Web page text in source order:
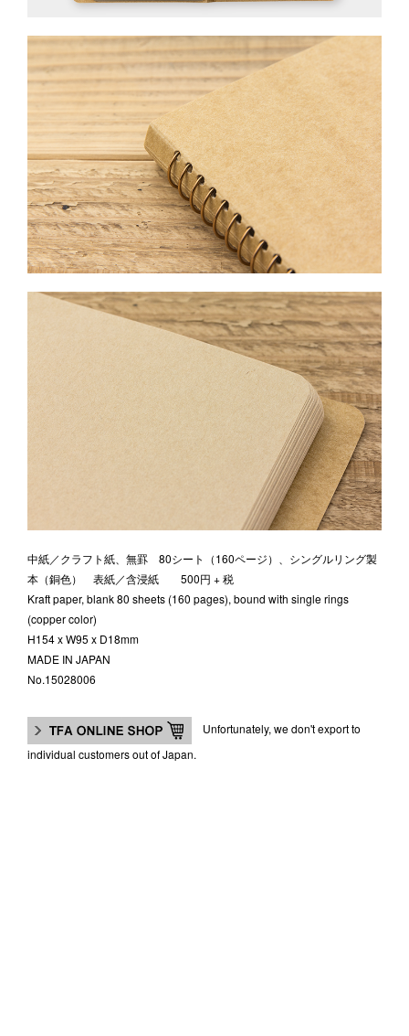
中紙／クラフト紙、無罫 80シート（160ページ）、シングルリング製
本（銅色） 表紙／含浸紙 500円 + 税
Kraft paper, blank 80 sheets (160 pages), bound with single rings
(copper color)
H154 x W95 x D18mm
MADE IN JAPAN
No.15028006
Unfortunately, we don't export to
individual customers out of Japan.